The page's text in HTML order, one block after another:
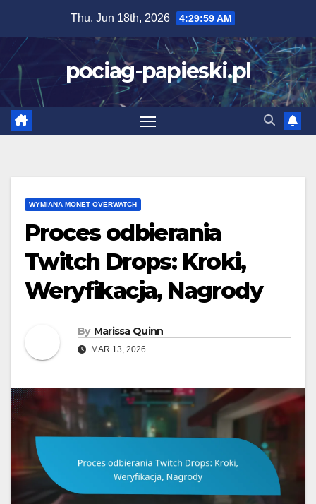
content
Thu. Jun 18th, 2026 4:30:00 AM
pociag-papieski.pl
WYMIANA MONET OVERWATCH
Proces odbierania
Twitch Drops: Kroki,
Weryfikacja, Nagrody
By Marissa Quinn
MAR 13, 2026